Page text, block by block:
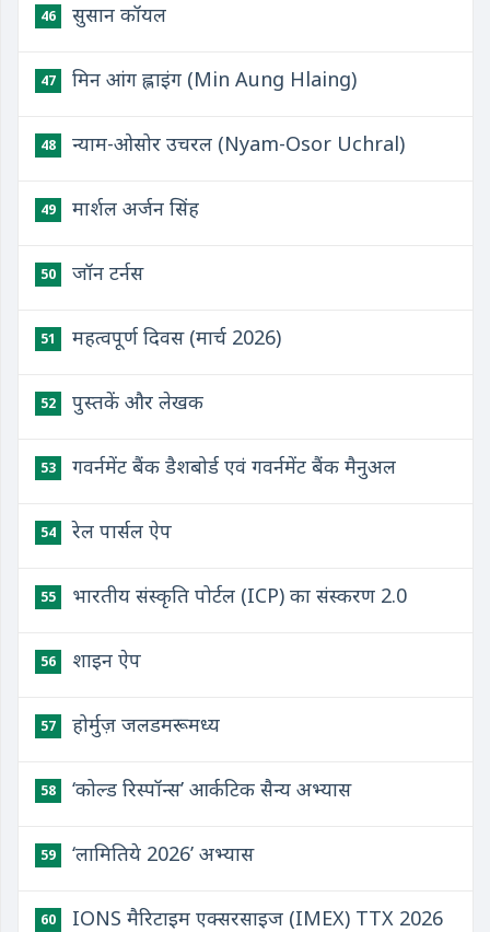
46 सुसान कॉयल
47 मिन आंग ह्लाइंग (Min Aung Hlaing)
48 न्याम-ओसोर उचरल (Nyam-Osor Uchral)
49 मार्शल अर्जन सिंह
50 जॉन टर्नस
51 महत्वपूर्ण दिवस (मार्च 2026)
52 पुस्तकें और लेखक
53 गवर्नमेंट बैंक डैशबोर्ड एवं गवर्नमेंट बैंक मैनुअल
54 रेल पार्सल ऐप
55 भारतीय संस्कृति पोर्टल (ICP) का संस्करण 2.0
56 शाइन ऐप
57 होर्मुज़ जलडमरूमध्य
58 ‘कोल्ड रिस्पॉन्स’ आर्कटिक सैन्य अभ्यास
59 ‘लामितिये 2026’ अभ्यास
60 IONS मैरिटाइम एक्सरसाइज (IMEX) TTX 2026